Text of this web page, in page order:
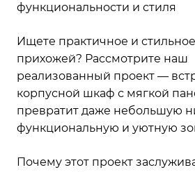
функциональности и стиля
Ищете практичное и
прихожей? Рассмотрите наш
реализованный проект —
корпусной шкаф с мягкой
превратит даже небольшую
функциональную и уютную
Почему этот проект